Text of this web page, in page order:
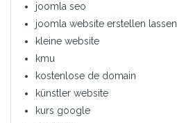
joomla seo
joomla website erstellen lassen
kleine website
kmu
kostenlose de domain
künstler website
kurs google